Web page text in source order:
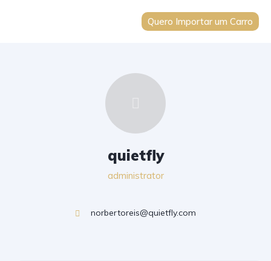
Quero Importar um Carro
quietfly
administrator
norbertoreis@quietfly.com